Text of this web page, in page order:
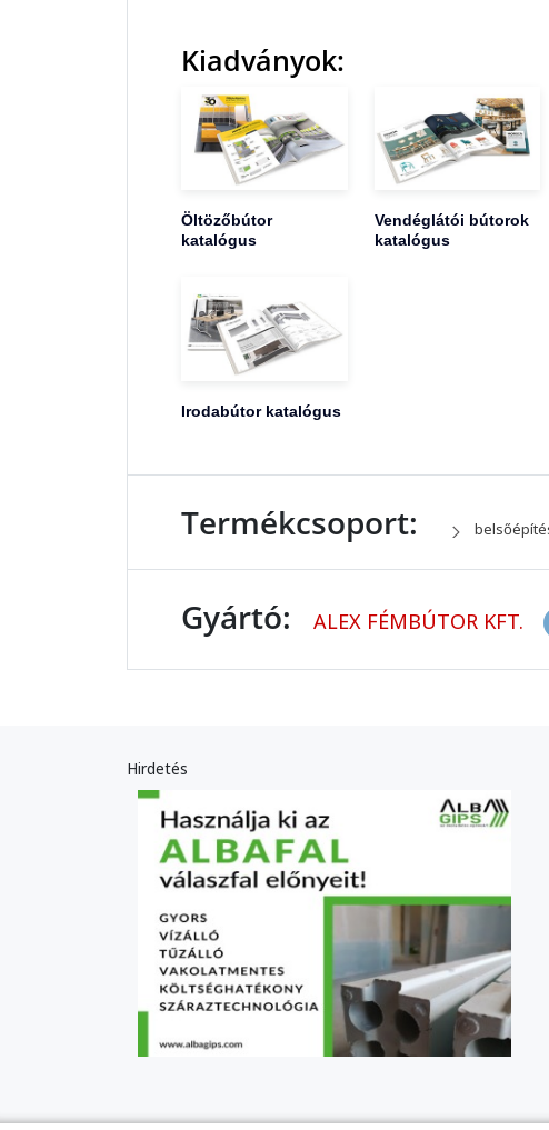
Kiadványok:
Öltözőbútor
katalógus
Vendéglátói bútorok
katalógus
Irodabútor katalógus
Termékcsoport:
Gyártó: ALEX FÉMBÚTOR KFT.
Hirdetés